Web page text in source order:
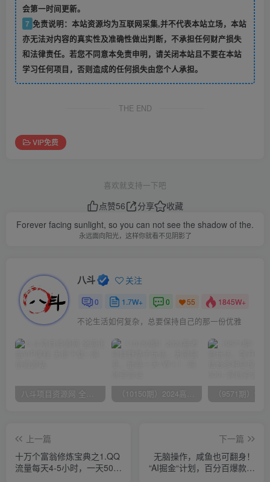
会第一时间更新。
7 免责说明：本站资源均为互联网采集,并不代表本站立场，本站
亦无法对内容的真实性及准确性做出判断，不承担任何财产损失
和法律责任。若您不同意本免责申明，请关闭本站且不要在本站
学习任何项目，否则造成的任何损失由您个人承担。
THE END
VIP免费
喜欢就支持一下吧
点赞56 分享
收藏
Forever facing sunlight, so you can not see the shadow of the.
永远面向阳光，这样你就看不见阴影了
八斗 关注
0 1.7W+ 0 55 1845W+
不论生活如何复杂，总要保持自己的那一份优雅
八斗项目资源网 全网正品VIP课程 无损下载~ （10150期）2024高考项目野路子玩法，无限裂变，最高一天1W＋！
上一篇
十万个富翁修炼宝典之1.QQ
流量每天4-5小时，一天500-
下一篇
无脑操作，咸鱼也可翻身！
“AI掘金“计划，百分百爆款，